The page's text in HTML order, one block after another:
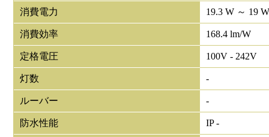
消費電力 19.3 W ～ 19
消費効率 168.4 lm/W
定格電圧 100V - 242V
灯数 -
ルーバー -
防水性能 IP -